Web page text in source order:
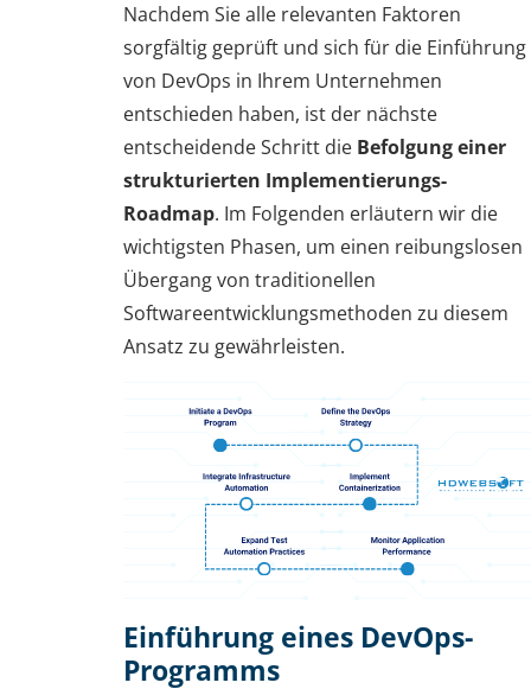
Nachdem Sie alle relevanten Faktoren
sorgfältig geprüft und sich für die Einführung
von DevOps in Ihrem Unternehmen
entschieden haben, ist der nächste
entscheidende Schritt die Befolgung einer
strukturierten Implementierungs-
Roadmap. Im Folgenden erläutern wir die
wichtigsten Phasen, um einen reibungslosen
Übergang von traditionellen
Softwareentwicklungsmethoden zu diesem
Ansatz zu gewährleisten.
Einführung eines DevOps-
Programms